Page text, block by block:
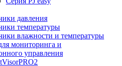
давления
температуры
влажности и температуры
мониторинга и
управления